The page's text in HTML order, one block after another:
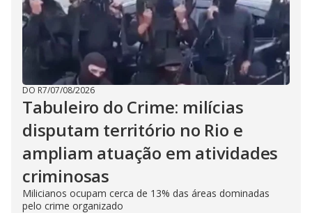
DO R7/07/08/2026
Tabuleiro do Crime: milícias
disputam território no Rio e
ampliam atuação em atividades
criminosas
Milicianos ocupam cerca de 13% das áreas dominadas
pelo crime organizado